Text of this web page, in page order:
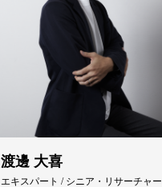
渡邊 大喜
エキスパート / シニア・リサーチャー